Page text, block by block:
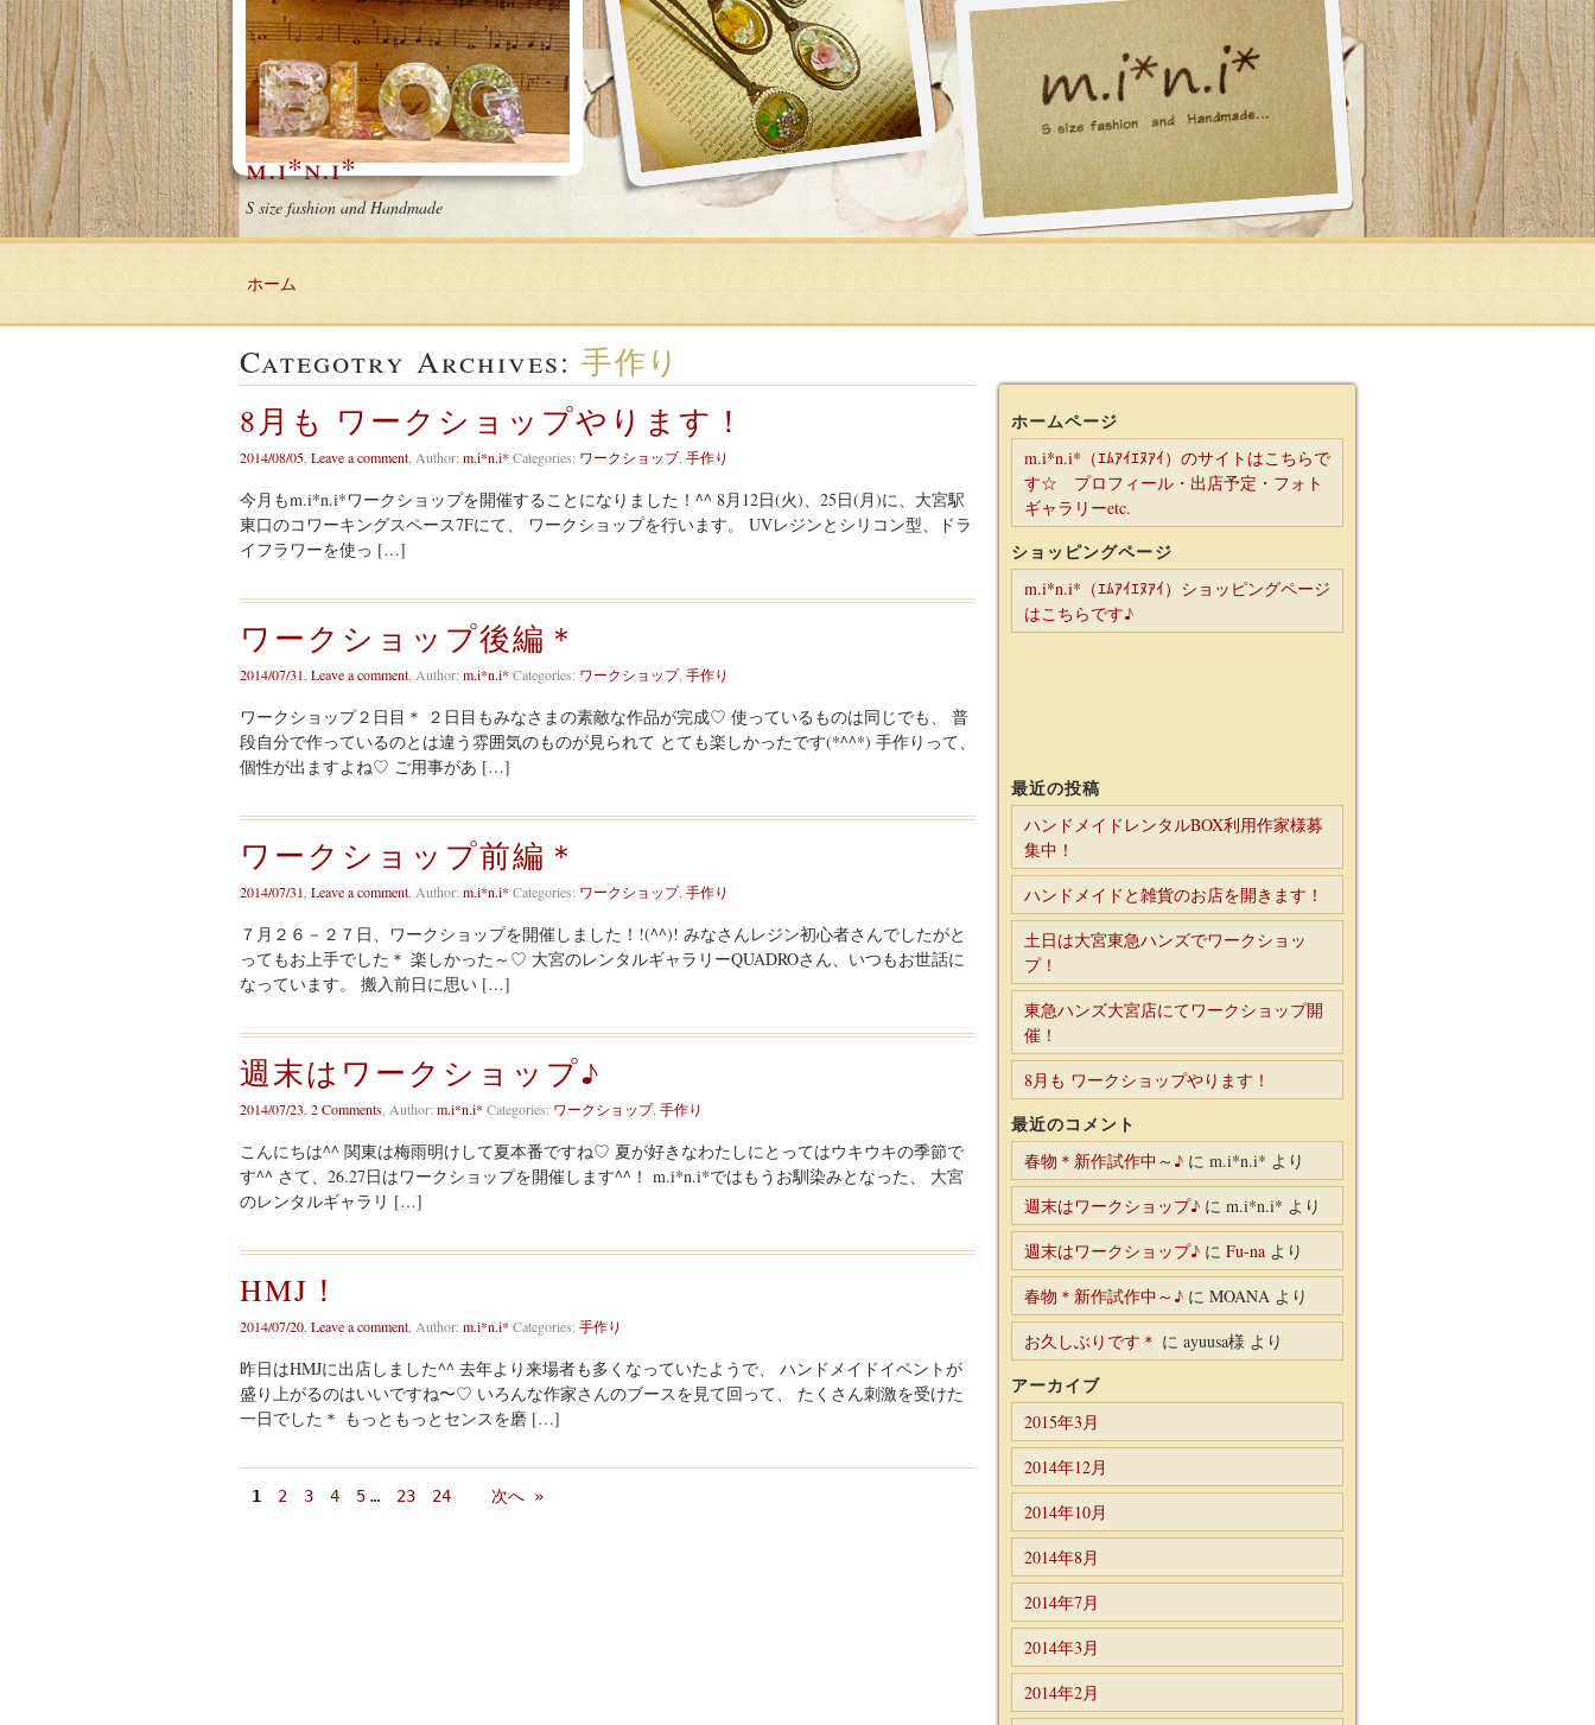
m.i*n.i*
S size fashion and Handmade
ホーム
Categotry Archives: 手作り
8月も ワークショップやります！
2014/08/05 Leave a comment Author: m.i*n.i* Categories: ワークショップ, 手作り
今月もm.i*n.i*ワークショップを開催することになりました！^^ 8月12日(火)、25日(月)に、大宮駅
東口のコワーキングスペース7Fにて、 ワークショップを行います。 UVレジンとシリコン型、ドラ
イフラワーを使っ […]
ワークショップ後編＊
2014/07/31 Leave a comment Author: m.i*n.i* Categories: ワークショップ, 手作り
ワークショップ２日目＊ ２日目もみなさまの素敵な作品が完成♡ 使っているものは同じでも、 普
段自分で作っているのとは違う雰囲気のものが見られて とても楽しかったです(*^^*) 手作りって、
個性が出ますよね♡ ご用事があ […]
ワークショップ前編＊
2014/07/31 Leave a comment Author: m.i*n.i* Categories: ワークショップ, 手作り
７月２６－２７日、ワークショップを開催しました！!(^^)! みなさんレジン初心者さんでしたがと
ってもお上手でした＊ 楽しかった～♡ 大宮のレンタルギャラリーQUADROさん、いつもお世話に
なっています。 搬入前日に思い […]
週末はワークショップ♪
2014/07/23 2 Comments Author: m.i*n.i* Categories: ワークショップ, 手作り
こんにちは^^ 関東は梅雨明けして夏本番ですね♡ 夏が好きなわたしにとってはウキウキの季節で
す^^ さて、26.27日はワークショップを開催します^^！ m.i*n.i*ではもうお馴染みとなった、 大宮
のレンタルギャラリ […]
HMJ！
2014/07/20 Leave a comment Author: m.i*n.i* Categories: 手作り
昨日はHMJに出店しました^^ 去年より来場者も多くなっていたようで、 ハンドメイドイベントが
盛り上がるのはいいですね〜♡ いろんな作家さんのブースを見て回って、 たくさん刺激を受けた
一日でした＊ もっともっとセンスを磨 […]
1 2 3 4 5 … 23 24 次へ »
ホームページ
m.i*n.i*（ｴﾑｱｲｴﾇｱｲ）のサイトはこちらで
す☆ プロフィール・出店予定・フォト
ギャラリーetc.
ショッピングページ
m.i*n.i*（ｴﾑｱｲｴﾇｱｲ）ショッピングページ
はこちらです♪
最近の投稿
ハンドメイドレンタルBOX利用作家様募
集中！
ハンドメイドと雑貨のお店を開きます！
土日は大宮東急ハンズでワークショッ
プ！
東急ハンズ大宮店にてワークショップ開
催！
8月も ワークショップやります！
最近のコメント
春物＊新作試作中～♪ に m.i*n.i* より
週末はワークショップ♪ に m.i*n.i* より
週末はワークショップ♪ に Fu-na より
春物＊新作試作中～♪ に MOANA より
お久しぶりです＊ に ayuusa様 より
アーカイブ
2015年3月
2014年12月
2014年10月
2014年8月
2014年7月
2014年3月
2014年2月